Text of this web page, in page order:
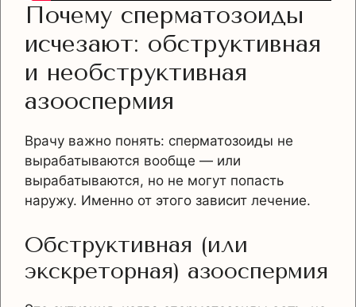
Почему сперматозоиды
исчезают: обструктивная
и необструктивная
азооспермия
Врачу важно понять: сперматозоиды не
вырабатываются вообще — или
вырабатываются, но не могут попасть
наружу. Именно от этого зависит лечение.
Обструктивная (или
экскреторная) азооспермия